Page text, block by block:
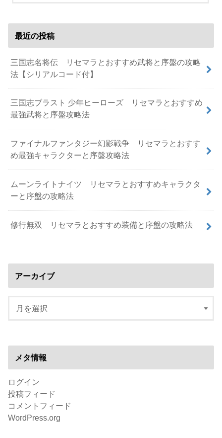
最近の投稿
三国志名将伝 リセマラとおすすめ武将と序盤の攻略
法【シリアルコード付】
三国志ブラスト 少年ヒーローズ リセマラとおすすめ
最強武将と序盤攻略法
ファイナルファンタジー幻影戦争 リセマラとおすす
め最強キャラクターと序盤攻略法
ムーンライトナイツ リセマラとおすすめキャラクタ
ーと序盤の攻略法
修行無双 リセマラとおすすめ装備と序盤の攻略法
アーカイブ
メタ情報
ログイン
投稿フィード
コメントフィード
WordPress.org